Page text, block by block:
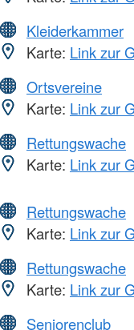
Kleiderkammer
Karte: Link zur
Ortsvereine
Karte: Link zur
Rettungswache
Karte: Link zur
Rettungswache
Karte: Link zur
Rettungswache
Karte: Link zur
Seniorenclub